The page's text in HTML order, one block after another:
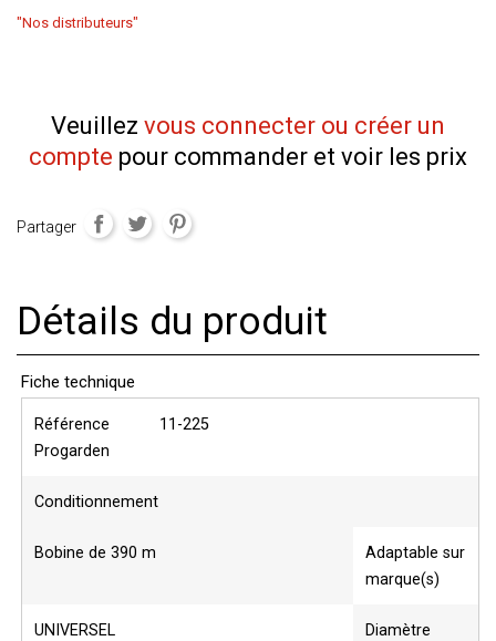
"Nos distributeurs"
Veuillez vous connecter ou créer un
compte pour commander et voir les prix
Partager
Détails du produit
Fiche technique
Référence
Progarden
11-225
Conditionnement
Bobine de 390 m
Adaptable sur
marque(s)
UNIVERSEL
Diamètre